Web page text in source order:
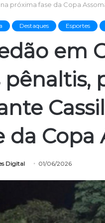
próxima fase da Copa
Destaques Esportes
em
pênaltis,
da Copa
Digital 01/06/2026